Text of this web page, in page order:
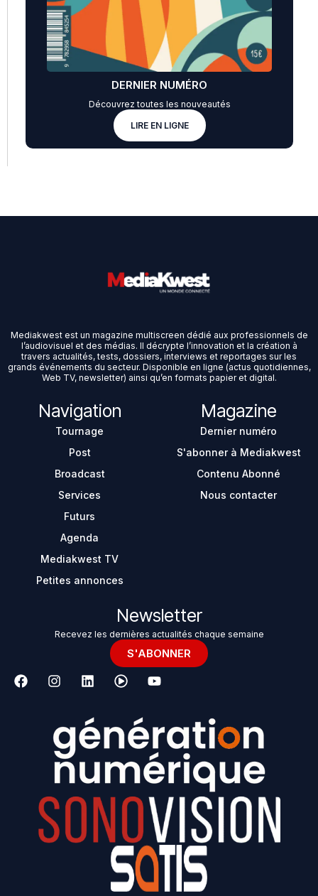
DERNIER NUMÉRO
Découvrez toutes les nouveautés
LIRE EN LIGNE
Mediakwest est un magazine multiscreen dédié aux professionnels de
l’audiovisuel et des médias. Il décrypte l’innovation et la création à
travers actualités, tests, dossiers, interviews et reportages sur les
grands événements du secteur. Disponible en ligne (actus quotidiennes,
Web TV, newsletter) ainsi qu’en formats papier et digital.
Navigation
Tournage
Post
Broadcast
Services
Futurs
Agenda
Mediakwest TV
Petites annonces
Magazine
Dernier numéro
S'abonner à Mediakwest
Contenu Abonné
Nous contacter
Newsletter
Recevez les dernières actualités chaque semaine
S'ABONNER